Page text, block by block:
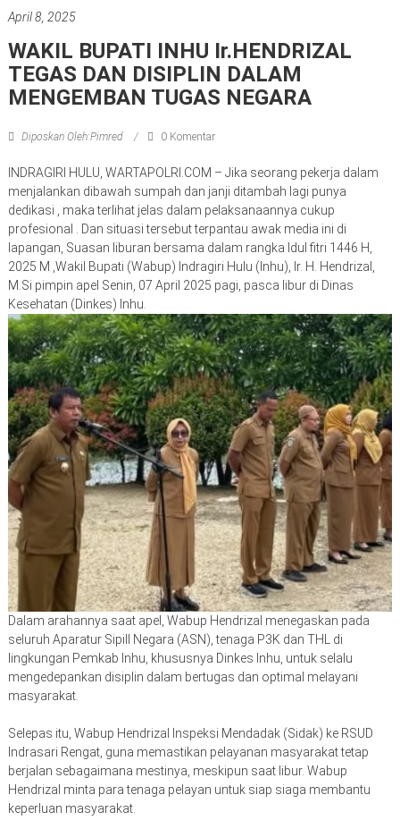
April 8, 2025
WAKIL BUPATI INHU Ir.HENDRIZAL
TEGAS DAN DISIPLIN DALAM
MENGEMBAN TUGAS NEGARA
Diposkan Oleh:Pimred 0 Komentar
INDRAGIRI HULU, WARTAPOLRI.COM – Jika seorang pekerja dalam
menjalankan dibawah sumpah dan janji ditambah lagi punya
dedikasi , maka terlihat jelas dalam pelaksanaannya cukup
profesional . Dan situasi tersebut terpantau awak media ini di
lapangan, Suasan liburan bersama dalam rangka Idul fitri 1446 H,
2025 M ,Wakil Bupati (Wabup) Indragiri Hulu (Inhu), Ir. H. Hendrizal,
M.Si pimpin apel Senin, 07 April 2025 pagi, pasca libur di Dinas
Kesehatan (Dinkes) Inhu.
Dalam arahannya saat apel, Wabup Hendrizal menegaskan pada
seluruh Aparatur Sipill Negara (ASN), tenaga P3K dan THL di
lingkungan Pemkab Inhu, khususnya Dinkes Inhu, untuk selalu
mengedepankan disiplin dalam bertugas dan optimal melayani
masyarakat.
Selepas itu, Wabup Hendrizal Inspeksi Mendadak (Sidak) ke RSUD
Indrasari Rengat, guna memastikan pelayanan masyarakat tetap
berjalan sebagaimana mestinya, meskipun saat libur. Wabup
Hendrizal minta para tenaga pelayan untuk siap siaga membantu
keperluan masyarakat.